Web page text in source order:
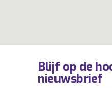
Blijf op de
nieuwsbrief